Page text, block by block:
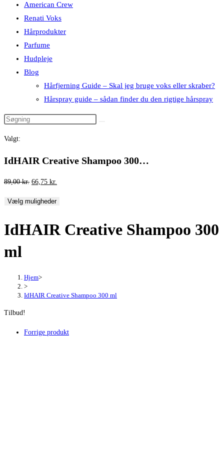
American Crew
Renati Voks
Hårprodukter
Parfume
Hudpleje
Blog
Hårfjerning Guide – Skal jeg bruge voks eller skraber?
Hårspray guide – sådan finder du den rigtige hårspray
Valgt:
IdHAIR Creative Shampoo 300…
89,00kr. Den
pris
89,00 kr..
66,75 kr.
66,75 kr..
Vælg muligheder
IdHAIR Creative Shampoo 300
ml
Hjem>
>
IdHAIR Creative Shampoo 300 ml
Tilbud!
Forrige produkt